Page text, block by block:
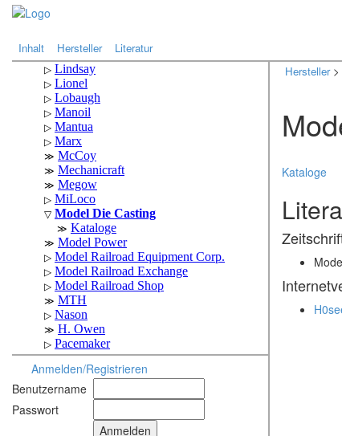
Inhalt Hersteller Literatur
Anmelden/Registrieren
Benutzername
Passwort
Hersteller>
Kataloge